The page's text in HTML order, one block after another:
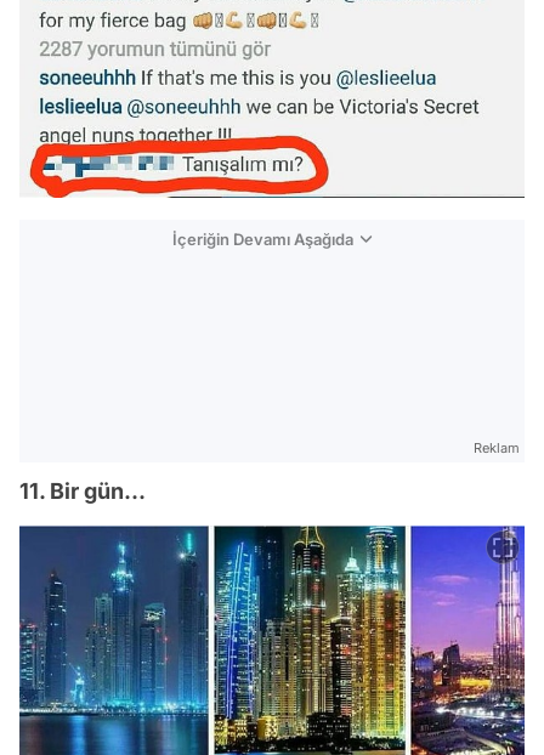
İçeriğin Devamı Aşağıda
Reklam
11. Bir gün...